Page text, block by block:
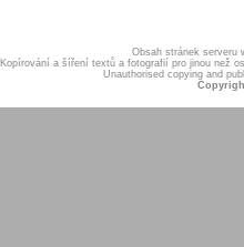
Obsah stránek serveru
Kopírování a šíření textů a fotografií pro jinou než
Unauthorised copying and